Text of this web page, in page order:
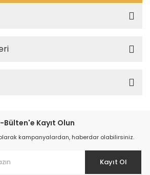
Bülten'e Kayıt Olun
kampanyalardan, haberdar olabilirsiniz.
Kayıt Ol